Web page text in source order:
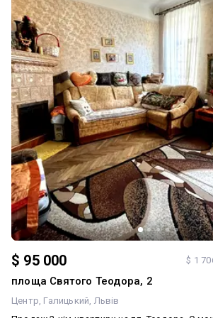
$ 95 000 $ 1
площа Святого Теодора, 2
Центр Галицький Львів